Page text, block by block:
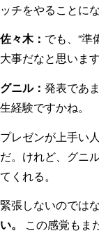
ッチをやることに
佐々木： でも、“準
大事だなと思います
グニル： 発表であ
生経験ですかね。
プレゼンが上手い
だ。けれど、グニ
てくれる。
緊張しないのではな
い。
この感覚もま